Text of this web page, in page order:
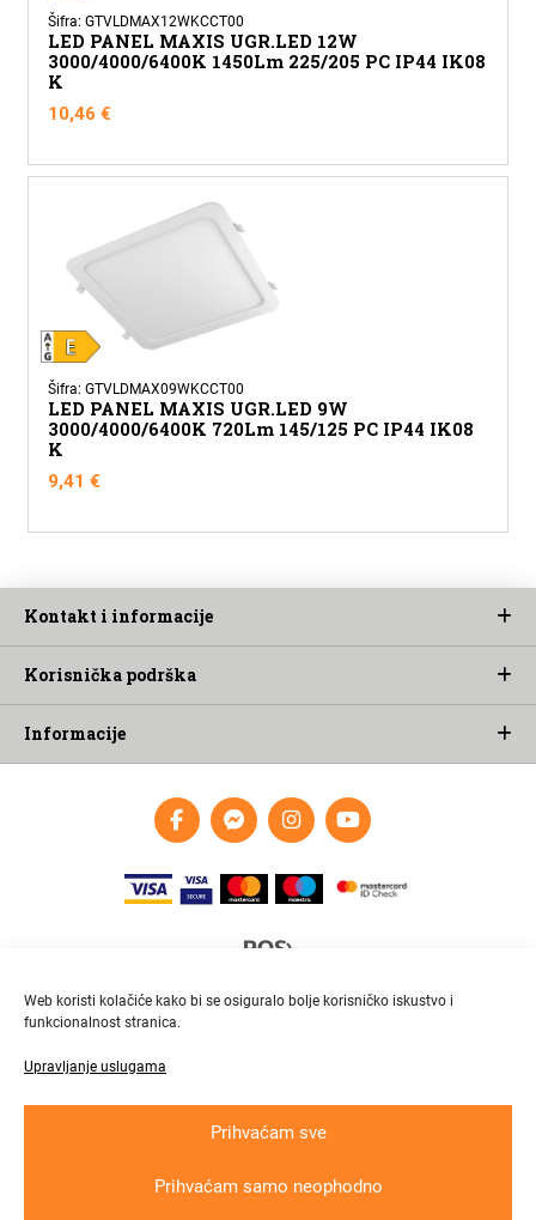
Web koristi kolačiće kako bi se osiguralo bolje korisničko iskustvo i
funkcionalnost stranica.
Upravljanje uslugama
Prihvaćam sve
Prihvaćam samo neophodno
Šifra: GTVLDMAX12WKCCT00
LED PANEL MAXIS UGR.LED 12W
3000/4000/6400K 1450Lm 225/205 PC IP44 IK08
K
10,46€
Šifra: GTVLDMAX09WKCCT00
LED PANEL MAXIS UGR.LED 9W
3000/4000/6400K 720Lm 145/125 PC IP44 IK08
K
9,41€
Kontakt i informacije
Korisnička podrška
Informacije
Brza i pouzdana dostava